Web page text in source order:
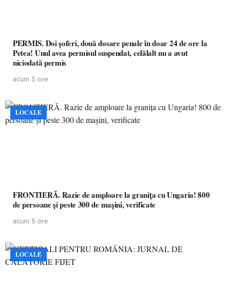
PERMIS. Doi șoferi, două dosare penale în doar 24 de ore la
Petea! Unul avea permisul suspendat, celălalt nu a avut
niciodată permis
acum 5 ore
LOCALE
FRONTIERĂ. Razie de amploare la granița cu Ungaria! 800
de persoane și peste 300 de mașini, verificate
acum 5 ore
LOCALE